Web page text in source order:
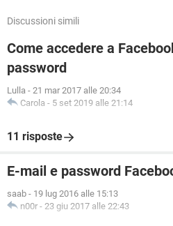
Discussioni simili
Come accedere a
password
Lulla - 21 mar 2017 alle 20:34
Carola - 5 set 2019 alle 21:14
11 risposte
E-mail e password
saab - 19 lug 2016 alle 15:13
n00r - 23 giu 2017 alle 22:43